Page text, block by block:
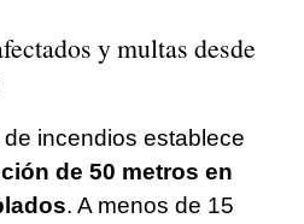
y multas desde
incendios establece
de 50 metros en
. A menos de 15